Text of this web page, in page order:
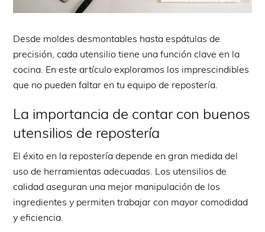
Desde moldes desmontables hasta espátulas de
precisión, cada utensilio tiene una función clave en la
cocina. En este artículo exploramos los imprescindibles
que no pueden faltar en tu equipo de repostería.
La importancia de contar con buenos
utensilios de repostería
El éxito en la repostería depende en gran medida del
uso de herramientas adecuadas. Los utensilios de
calidad aseguran una mejor manipulación de los
ingredientes y permiten trabajar con mayor comodidad
y eficiencia.